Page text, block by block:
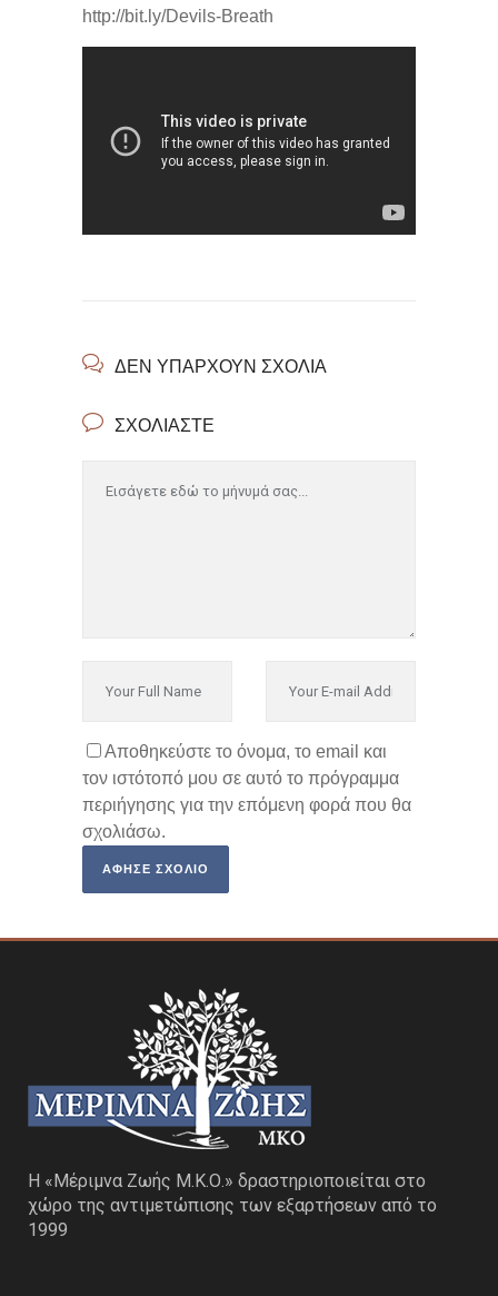
http://bit.ly/Devils-Breath
ΔΕΝ ΥΠΆΡΧΟΥΝ ΣΧΌΛΙΑ
ΣΧΟΛΙΆΣΤΕ
Αποθηκεύστε το όνομα, το email και
τον ιστότοπό μου σε αυτό το πρόγραμμα
περιήγησης για την επόμενη φορά που θα
σχολιάσω.
Η «Μέριμνα Ζωής Μ.Κ.Ο.» δραστηριοποιείται στο
χώρο της αντιμετώπισης των εξαρτήσεων από το
1999